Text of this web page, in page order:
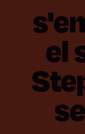
el